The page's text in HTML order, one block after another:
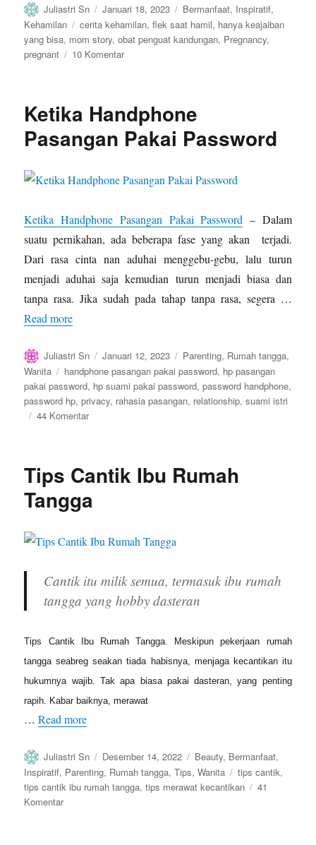
Author
Juliastri Sn
Posted
on
Januari 18, 2023 Categories
Bermanfaat, Inspiratif,
Kehamilan
Tags
cerita kehamilan,flek saat hamil, hanya keajaiban
yang bisa, mom story,obat penguat kandungan, Pregnancy,
pregnant
10 Komentarpada
Bisa
Ketika Handphone
Pasangan Pakai Password
Ketika Handphone Pasangan Pakai Password – Dalam
suatu pernikahan, ada beberapa fase yang akan terjadi.
Dari rasa cinta nan aduhai menggebu-gebu, lalu turun
menjadi aduhai saja kemudian turun menjadi biasa dan
tanpa rasa. Jika sudah pada tahap tanpa rasa, segera …
Read more
Author
Juliastri Sn
Posted
on
Januari 12, 2023 Categories
Parenting, Rumah tangga,
Wanita
Tags
handphone pasangan pakai password, hp pasangan
pakai password, hp suami pakai password,password handphone,
password hp,privacy, rahasia pasangan, relationship,suami istri
44 Komentarpada
Pakai
Tips Cantik Ibu Rumah
Tangga
Cantik itu milik semua, termasuk ibu rumah
tangga yang hobby dasteran
Tips Cantik Ibu Rumah Tangga. Meskipun pekerjaan rumah
tangga seabreg seakan tiada habisnya, menjaga kecantikan itu
hukumnya wajib. Tak apa biasa pakai dasteran, yang penting
rapih. Kabar baiknya, merawat
…Read more
Author
Juliastri Sn
Posted
on
Desember 14, 2022 Categories
Beauty, Bermanfaat,
Inspiratif, Parenting, Rumah tangga,Tips,Wanita Tags
tips cantik,
tips cantik ibu rumah tangga,tips merawat kecantikan
41
Komentarpada